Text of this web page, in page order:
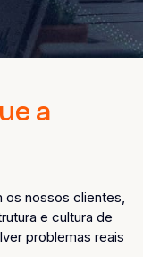
a
os nossos clientes,
e cultura de
problemas reais